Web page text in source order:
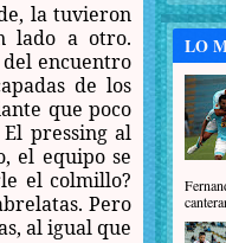
la tuvieron
lado a otro.
encuentro
de los
que poco
pressing al
el equipo se
el colmillo?
Pero
al igual que
LO